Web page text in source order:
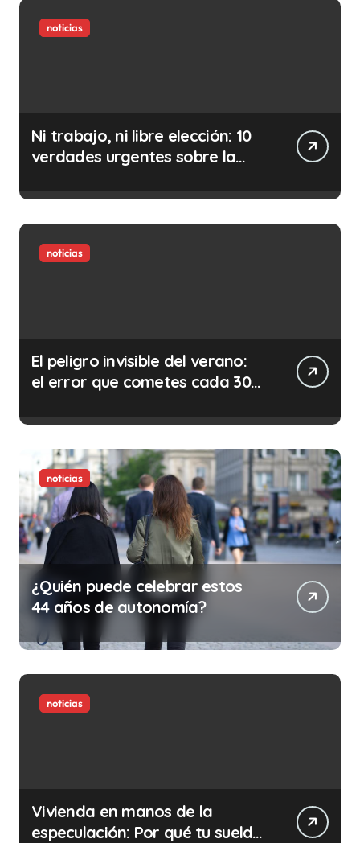
noticias
Ni trabajo, ni libre elección: 10
verdades urgentes sobre la
noticias
El peligro invisible del verano:
el error que cometes cada 30
ilegalidad que te puede costar
la vida)
noticias
¿Quién puede celebrar estos
44 años de autonomía?
noticias
Vivienda en manos de la
especulación: Por qué tu sueldo